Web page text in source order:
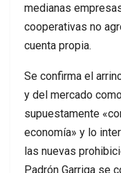
medianas
cooperativas no
cuenta propia.
Se confirma el
y del mercado
supuestamente
economía» y lo
las nuevas
Padrón Garriga se